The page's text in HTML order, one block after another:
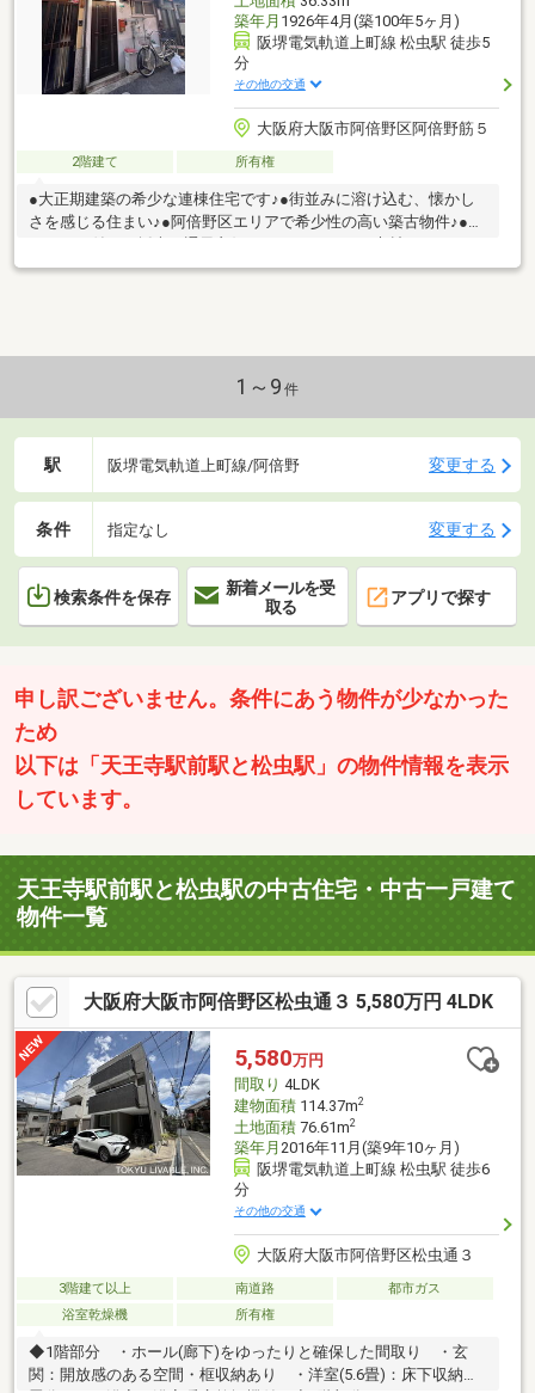
築年月 1926年4月(築100年5ヶ月)
阪堺電気軌道上町線 松虫駅 徒歩5
分
その他の交通
大阪府大阪市阿倍野区阿倍野筋５
2階建て 所有権
●大正期建築の希少な連棟住宅です♪●街並みに溶け込む、懐かし
さを感じる住まい♪●阿倍野区エリアで希少性の高い築古物件♪●バ
♪●あべのベルタまで徒歩10分♪●セブンイレブン大阪阿倍野筋5丁
府阿倍野警察署まで徒歩3分
1～9 件
駅 阪堺電気軌道上町線/阿倍野 変更する
条件 指定なし 変更する
検索条件を保存
新着メールを受
取る
アプリで探す
申し訳ございません。条件にあう物件が少なかった
ため
以下は「天王寺駅前駅と松虫駅」の物件情報を表示
しています。
天王寺駅前駅と松虫駅の中古住宅・中古一戸建て
物件一覧
大阪府大阪市阿倍野区松虫通３ 5,580万円 4LDK
5,580万円
間取り 4LDK
建物面積114.37m2
土地面積76.61m2
築年月 2016年11月(築9年10ヶ月)
阪堺電気軌道上町線 松虫駅 徒歩6
分
その他の交通
大阪府大阪市阿倍野区松虫通３
3階建て以上 南道路
都市ガス
浴室乾燥機
所有権
◆1階部分 ・ホール(廊下)をゆったりと確保した間取り ・玄
関：開放感のある空間・框収納あり ・洋室(5.6畳)：床下収納（5